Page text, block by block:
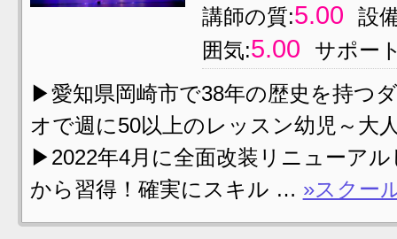
講師の質:5.00
設
囲気:5.00
サポー
▶愛知県岡崎市で38年の歴史を持つ
オで週に50以上のレッスン幼児～大
▶2022年4月に全面改装リニューア
から習得！確実にスキル … »スクー